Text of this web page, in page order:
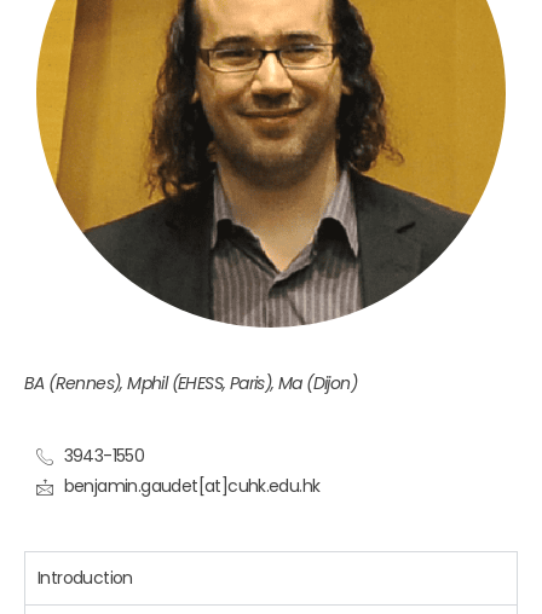
BA (Rennes), Mphil (EHESS, Paris), Ma (Dijon)
3943-1550
benjamin.gaudet[at]cuhk.edu.hk
Introduction